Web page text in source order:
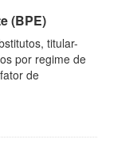
(BPE)
titular-
por regime de
de